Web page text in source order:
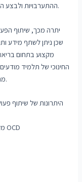
ההתערבויות ולבצע התאמות נדרשות כדי לתמוך בהתקדמות התלמידים.
יתרה מכך, שיתוף
מקצוע בתחום
החינוכי של תלמיד
מה שמאפשר מערכת תמיכה מגובשת וממוקדת יותר.
היתרונות של שיתוף
מקדם גישה מקיפה ומשולבת לתמיכה בתלמידים עם OCD